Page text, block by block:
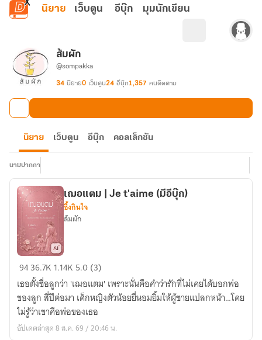
ข้ามไปยังเนื้อหาหลัก
นิยาย เว็บตูน อีบุ๊ก มุมนักเขียน
ส้มผัก
@sompakka
34 นิยาย0 เว็บตูน24 อีบุ๊ก1,357 คนติดตาม
นิยาย เว็บตูน อีบุ๊ก คอลเล็กชัน
นามปากกา
เฌอ
แตม
|
Je
t'aime
(มี
เฌอแตม | Je t'aime (มีอีบุ๊ก)
ซึ้งกินใจ
ส้มผัก
9436.7K 1.14K 5.0 (3)
เธอตั้งชื่อลูกว่า 'เฌอแตม' เพราะนั่นคือคำว่ารักที่ไม่เคยได้บอกพ่อ
ของลูก สี่ปีต่อมา เด็กหญิงตัวน้อยยื่นอมยิ้มให้ผู้ชายแปลกหน้า…โดย
ไม่รู้ว่าเขาคือพ่อของเธอ
อัปเดตล่าสุด 8 ส.ค. 69 / 20:46 น.